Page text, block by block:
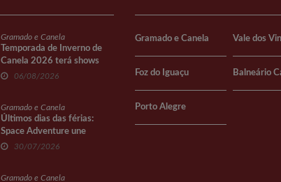
Gramado e Canela
Temporada de Inverno de
Canela 2026 terá shows
gratuitos na Praça João
06/08/2026
Gramado e Canela
Últimos dias das férias:
Space Adventure une
diversão e conhecimento
30/07/2026
Gramado e Canela
Gramado e Canela Vale dos
Foz do Iguaçu Balneário
Porto Alegre